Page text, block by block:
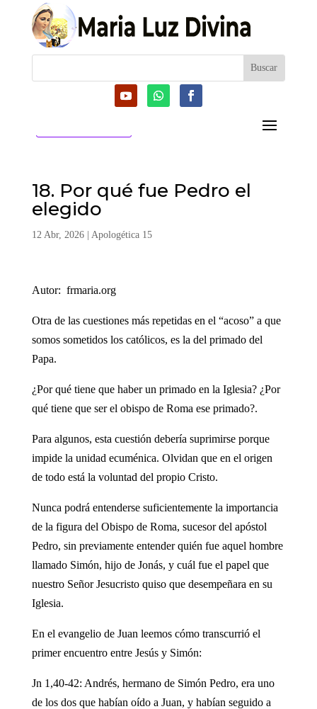
18. Por qué fue Pedro el
elegido
12 Abr, 2026| Apologética 15
Autor: frmaria.org
Otra de las cuestiones más repetidas en el “acoso” a que
somos sometidos los católicos, es la del primado del
Papa.
¿Por qué tiene que haber un primado en la Iglesia? ¿Por
qué tiene que ser el obispo de Roma ese primado?.
Para algunos, esta cuestión debería suprimirse porque
impide la unidad ecuménica. Olvidan que en el origen
de todo está la voluntad del propio Cristo.
Nunca podrá entenderse suficientemente la importancia
de la figura del Obispo de Roma, sucesor del apóstol
Pedro, sin previamente entender quién fue aquel hombre
llamado Simón, hijo de Jonás, y cuál fue el papel que
nuestro Señor Jesucristo quiso que desempeñara en su
Iglesia.
En el evangelio de Juan leemos cómo transcurrió el
primer encuentro entre Jesús y Simón:
Jn 1,40-42: Andrés, hermano de Simón Pedro, era uno
de los dos que habían oído a Juan, y habían seguido a